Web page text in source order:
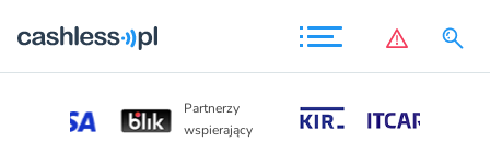
Partnerzy
wspierający